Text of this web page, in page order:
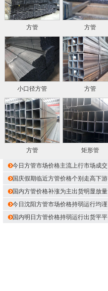
方管 方管
小口径方管 方管
方管 矩形管
今日方管市场价格主流上行市场成交
国庆假期临近方管价格个别走高下游
国内方管价格补涨为主出货明显放量
今日沈阳方管市场价格持弱运行均谨
国内明日方管价格持弱运行出货平平